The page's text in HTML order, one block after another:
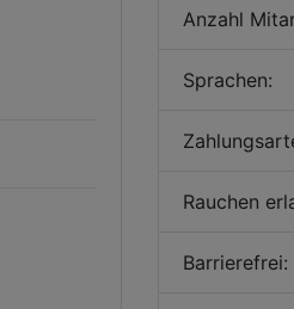
Anzahl
Sprachen:
Rauchen
Barrierefrei: